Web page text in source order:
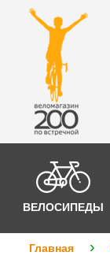
ВЕЛОСИПЕДЫ
Главная